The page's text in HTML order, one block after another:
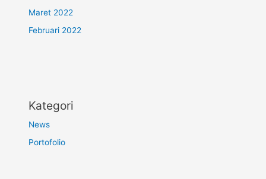
Maret 2022
Februari 2022
Kategori
News
Portofolio